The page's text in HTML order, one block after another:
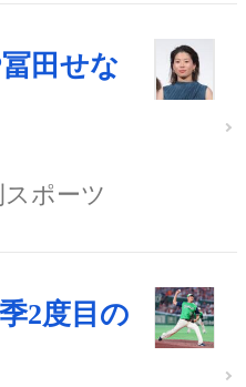
田せな
スポーツ
2度目の